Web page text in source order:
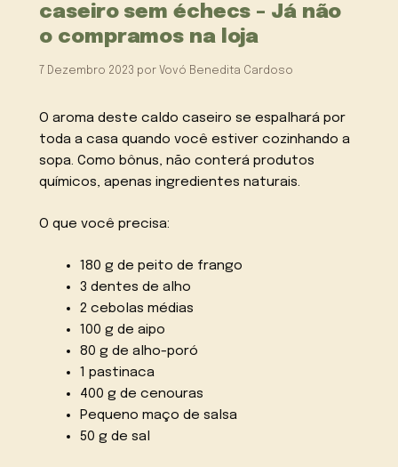
caseiro sem échecs – Já não
o compramos na loja
7 Dezembro 2023 por Vovó Benedita Cardoso
O aroma deste caldo caseiro se espalhará por
toda a casa quando você estiver cozinhando a
sopa. Como bônus, não conterá produtos
químicos, apenas ingredientes naturais.
O que você precisa:
180 g de peito de frango
3 dentes de alho
2 cebolas médias
100 g de aipo
80 g de alho-poró
1 pastinaca
400 g de cenouras
Pequeno maço de salsa
50 g de sal